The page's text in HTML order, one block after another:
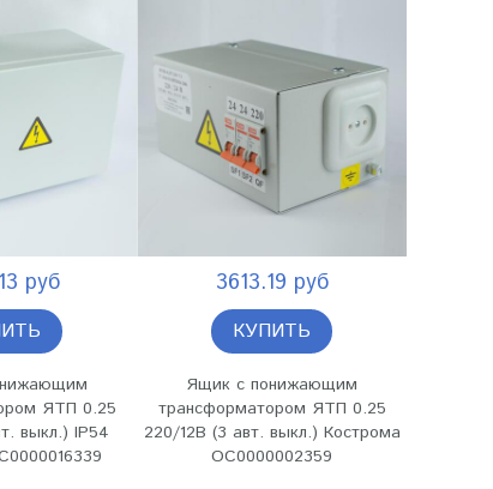
руб
ЯТП 0.25
выкл.) IP54
3613.19 руб
КУПИТЬ
Ящик с понижающим
трансформатором ЯТП 0.25
220/12В (3 авт. выкл.) Кострома
ОС0000002359